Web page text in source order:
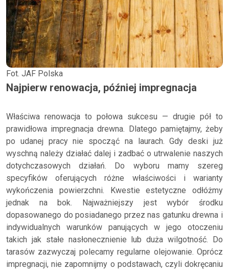
Fot. JAF Polska
Najpierw renowacja, później impregnacja
Właściwa renowacja to połowa sukcesu — drugie pół to
prawidłowa impregnacja drewna. Dlatego pamiętajmy, żeby
po udanej pracy nie spocząć na laurach. Gdy deski już
wyschną należy działać dalej i zadbać o utrwalenie naszych
dotychczasowych działań. Do wyboru mamy szereg
specyfików oferujących różne właściwości i warianty
wykończenia powierzchni. Kwestie estetyczne odłóżmy
jednak na bok. Najważniejszy jest wybór środku
dopasowanego do posiadanego przez nas gatunku drewna i
indywidualnych warunków panujących w jego otoczeniu
takich jak stałe nasłonecznienie lub duża wilgotność. Do
tarasów zazwyczaj polecamy regularne olejowanie. Oprócz
impregnacji, nie zapomnijmy o podstawach, czyli dokręcaniu